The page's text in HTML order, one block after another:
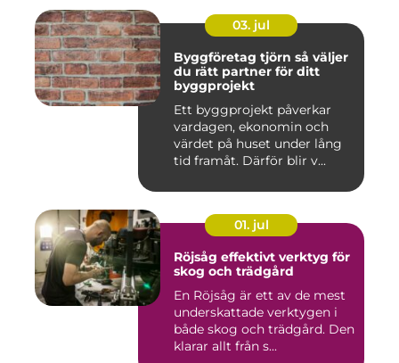
03. jul
Byggföretag tjörn så väljer
du rätt partner för ditt
byggprojekt
Ett byggprojekt påverkar
vardagen, ekonomin och
värdet på huset under lång
tid framåt. Därför blir v...
01. jul
Röjsåg effektivt verktyg för
skog och trädgård
En Röjsåg är ett av de mest
underskattade verktygen i
både skog och trädgård. Den
klarar allt från s...